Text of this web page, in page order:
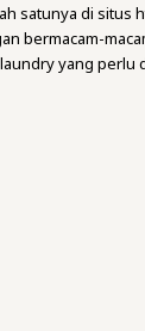
satunya di situs
bermacam-
yang perlu